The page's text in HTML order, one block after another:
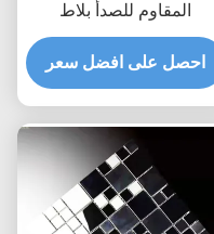
المقاوم للصدأ بلاط
الموزاييك لتزيين الجدران
JIS الفضة الذهب
احصل على افضل سعر